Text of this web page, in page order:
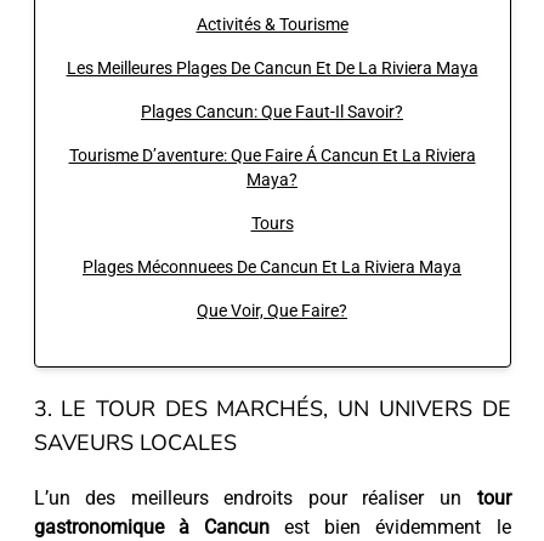
Activités & Tourisme
Les Meilleures Plages De Cancun Et De La Riviera Maya
Plages Cancun: Que Faut-Il Savoir?
Tourisme D’aventure: Que Faire Á Cancun Et La Riviera
Maya?
Tours
Plages Méconnuees De Cancun Et La Riviera Maya
Que Voir, Que Faire?
3. LE TOUR DES MARCHÉS, UN UNIVERS DE
SAVEURS LOCALES
L’un des meilleurs endroits pour réaliser un tour
gastronomique à Cancunest bien évidemment le